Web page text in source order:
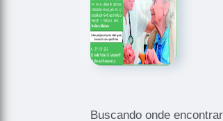
Buscando onde